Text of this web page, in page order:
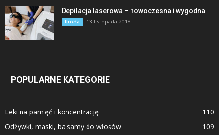
Depilacja laserowa – nowoczesna i wygodna
Uroda 13 listopada 2018
POPULARNE KATEGORIE
Leki na pamięć i koncentrację
110
Odżywki, maski, balsamy do włosów
109